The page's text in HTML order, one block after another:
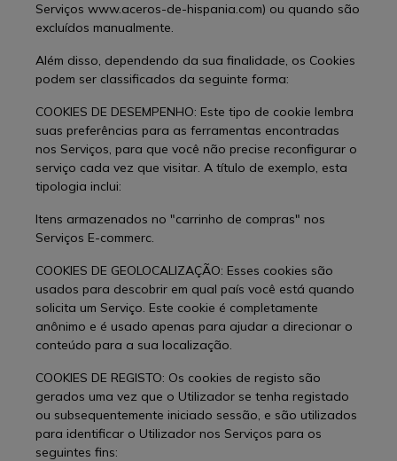
Serviços www.aceros-de-hispania.com) ou quando são
excluídos manualmente.
Além disso, dependendo da sua finalidade, os Cookies
podem ser classificados da seguinte forma:
COOKIES DE DESEMPENHO: Este tipo de cookie lembra
suas preferências para as ferramentas encontradas
nos Serviços, para que você não precise reconfigurar o
serviço cada vez que visitar. A título de exemplo, esta
tipologia inclui:
Itens armazenados no "carrinho de compras" nos
Serviços E-commerc.
COOKIES DE GEOLOCALIZAÇÃO: Esses cookies são
usados para descobrir em qual país você está quando
solicita um Serviço. Este cookie é completamente
anônimo e é usado apenas para ajudar a direcionar o
conteúdo para a sua localização.
COOKIES DE REGISTO: Os cookies de registo são
gerados uma vez que o Utilizador se tenha registado
ou subsequentemente iniciado sessão, e são utilizados
para identificar o Utilizador nos Serviços para os
seguintes fins: